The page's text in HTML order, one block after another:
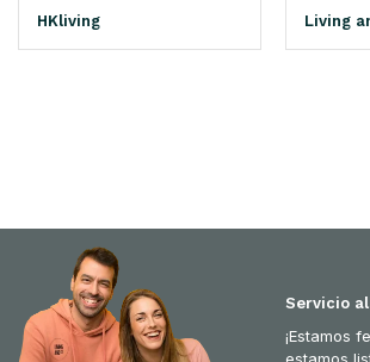
HKliving Living
Servicio
¡Estamos
estamos